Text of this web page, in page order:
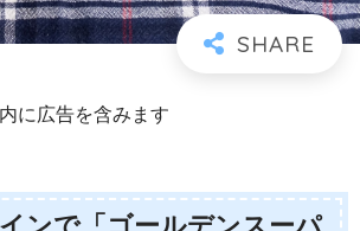
に広告を含みます